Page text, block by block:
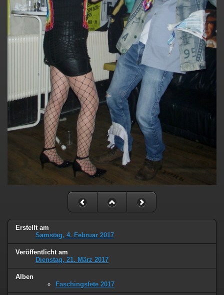
Erstellt am
Samstag, 4. Februar 2017
Veröffentlicht am
Dienstag, 21. März 2017
Alben
Faschingsfete 2017